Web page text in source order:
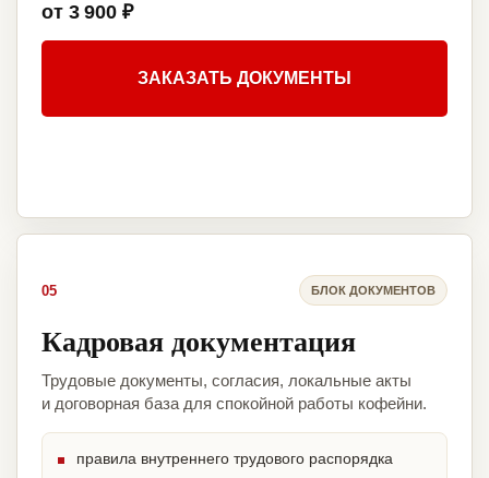
от 3 900 ₽
ЗАКАЗАТЬ ДОКУМЕНТЫ
05 БЛОК ДОКУМЕНТОВ
Кадровая документация
Трудовые документы, согласия, локальные акты
и договорная база для спокойной работы кофейни.
правила внутреннего трудового распорядка